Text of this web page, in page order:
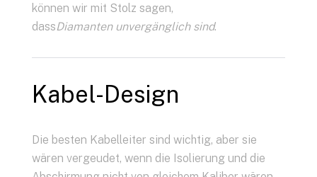
können wir mit Stolz sagen,
dassDiamanten unvergänglich sind.
Kabel-Design
Die besten Kabelleiter sind wichtig, aber sie
wären vergeudet, wenn die Isolierung und die